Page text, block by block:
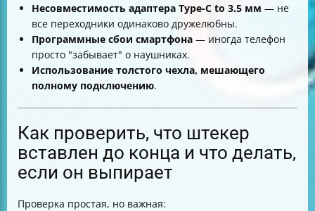
Несовместимость адаптера Type-C to 3.5 мм — не
все переходники одинаково дружелюбны.
Программные сбои смартфона — иногда телефон
просто "забывает" о наушниках.
Использование толстого чехла, мешающего
полному подключению.
Как проверить, что штекер
вставлен до конца и что делать,
если он выпирает
Проверка простая, но важная: